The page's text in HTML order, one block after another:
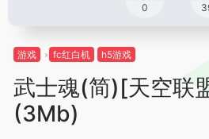
0
游戏 fc红白机 h5游戏
武士魂(简)[天空联
(3Mb)